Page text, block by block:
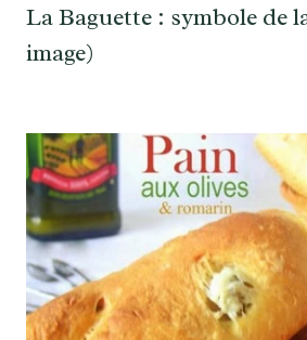
La Baguette : symbole de
image)